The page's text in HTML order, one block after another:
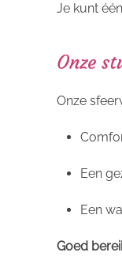
Je kunt
Onze
Onze
Een
Een
Goed